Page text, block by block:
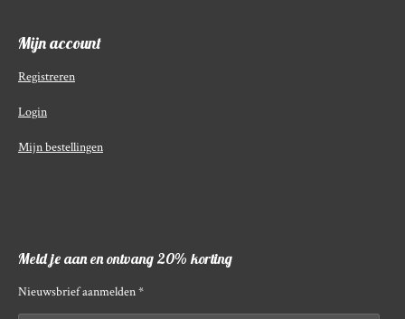
Mijn account
Registreren
Login
Mijn bestellingen
Meld je aan en ontvang 20% korting
Nieuwsbrief aanmelden *